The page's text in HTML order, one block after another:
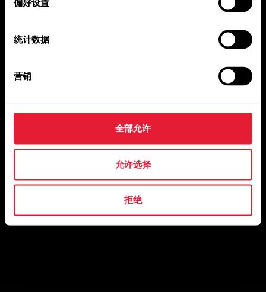
偏好设置
统计数据
营销
全部允许
允许选择
拒绝